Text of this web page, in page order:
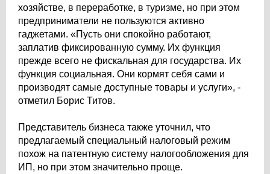
хозяйстве, в переработке, в туризме, но при этом
предприниматели не пользуются активно
гаджетами. «Пусть они спокойно работают,
заплатив фиксированную сумму. Их функция
прежде всего не фискальная для государства. Их
функция социальная. Они кормят себя сами и
производят самые доступные товары и услуги», -
отметил Борис Титов.
Представитель бизнеса также уточнил, что
предлагаемый специальный налоговый режим
похож на патентную систему налогообложения для
ИП, но при этом значительно проще.